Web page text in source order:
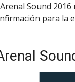
Sound
para la